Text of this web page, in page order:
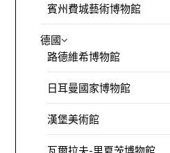
賓州費城藝術博物館
德國
路德維希博物館
日耳曼國家博物館
漢堡美術館
瓦爾拉夫-里夏茨博物館